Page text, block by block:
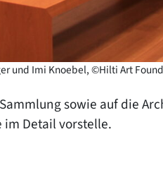
und Imi Knoebel, ©Hilti Art
sowie auf die
im Detail vorstelle.